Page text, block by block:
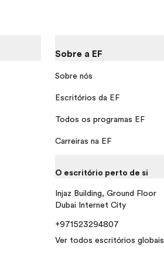
Sobre a EF
Sobre nós
Escritórios da EF
Todos os programas EF
Carreiras na EF
O escritório perto de si
Injaz Building, Ground Floor
Dubai Internet City
+971523294807
Ver todos escritórios globais